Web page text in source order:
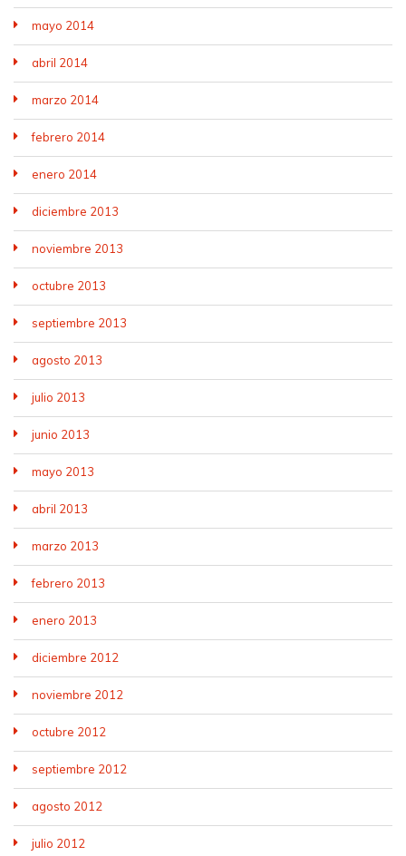
mayo 2014
abril 2014
marzo 2014
febrero 2014
enero 2014
diciembre 2013
noviembre 2013
octubre 2013
septiembre 2013
agosto 2013
julio 2013
junio 2013
mayo 2013
abril 2013
marzo 2013
febrero 2013
enero 2013
diciembre 2012
noviembre 2012
octubre 2012
septiembre 2012
agosto 2012
julio 2012